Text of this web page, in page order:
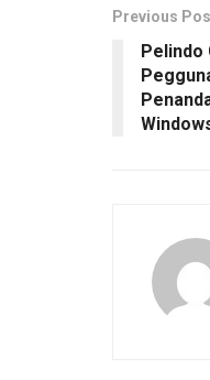
Previous
Pelindo